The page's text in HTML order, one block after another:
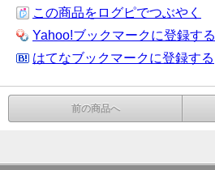
この商品をログピでつぶやく
Yahoo!ブックマークに登録する
はてなブックマークに登録する
前の商品へ